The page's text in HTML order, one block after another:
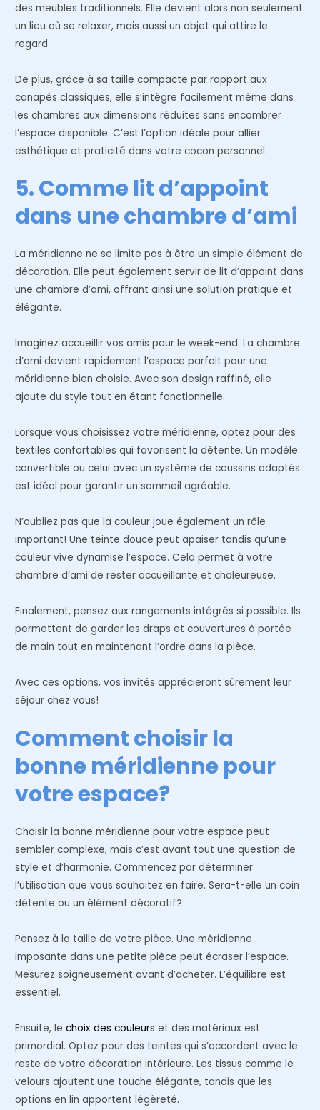
des meubles traditionnels. Elle devient alors non seulement
un lieu où se relaxer, mais aussi un objet qui attire le
regard.
De plus, grâce à sa taille compacte par rapport aux
canapés classiques, elle s’intègre facilement même dans
les chambres aux dimensions réduites sans encombrer
l’espace disponible. C’est l’option idéale pour allier
esthétique et praticité dans votre cocon personnel.
5. Comme lit d’appoint
dans une chambre d’ami
La méridienne ne se limite pas à être un simple élément de
décoration. Elle peut également servir de lit d’appoint dans
une chambre d’ami, offrant ainsi une solution pratique et
élégante.
Imaginez accueillir vos amis pour le week-end. La chambre
d’ami devient rapidement l’espace parfait pour une
méridienne bien choisie. Avec son design raffiné, elle
ajoute du style tout en étant fonctionnelle.
Lorsque vous choisissez votre méridienne, optez pour des
textiles confortables qui favorisent la détente. Un modèle
convertible ou celui avec un système de coussins adaptés
est idéal pour garantir un sommeil agréable.
N’oubliez pas que la couleur joue également un rôle
important! Une teinte douce peut apaiser tandis qu’une
couleur vive dynamise l’espace. Cela permet à votre
chambre d’ami de rester accueillante et chaleureuse.
Finalement, pensez aux rangements intégrés si possible. Ils
permettent de garder les draps et couvertures à portée
de main tout en maintenant l’ordre dans la pièce.
Avec ces options, vos invités apprécieront sûrement leur
séjour chez vous!
Comment choisir la
bonne méridienne pour
votre espace?
Choisir la bonne méridienne pour votre espace peut
sembler complexe, mais c’est avant tout une question de
style et d’harmonie. Commencez par déterminer
l’utilisation que vous souhaitez en faire. Sera-t-elle un coin
détente ou un élément décoratif?
Pensez à la taille de votre pièce. Une méridienne
imposante dans une petite pièce peut écraser l’espace.
Mesurez soigneusement avant d’acheter. L’équilibre est
essentiel.
Ensuite, lechoix des couleurs et des matériaux est
primordial. Optez pour des teintes qui s’accordent avec le
reste de votre décoration intérieure. Les tissus comme le
velours ajoutent une touche élégante, tandis que les
options en lin apportent légèreté.